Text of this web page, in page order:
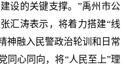
设的关键支撑。”禹州市公
汇涛表示，将着力搭建“线
神融入民警政治轮训和日常
同心同向，将“人民至上”理